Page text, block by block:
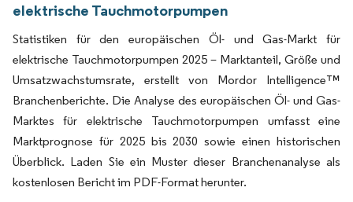
elektrische Tauchmotorpumpen
Statistiken für den europäischen Öl- und Gas-Markt für
elektrische Tauchmotorpumpen 2025 – Marktanteil, Größe und
Umsatzwachstumsrate, erstellt von Mordor Intelligence™
Branchenberichte. Die Analyse des europäischen Öl- und Gas-
Marktes für elektrische Tauchmotorpumpen umfasst eine
Marktprognose für 2025 bis 2030 sowie einen historischen
Überblick. Laden Sie ein Muster dieser Branchenanalyse als
kostenlosen Bericht im PDF-Format herunter.